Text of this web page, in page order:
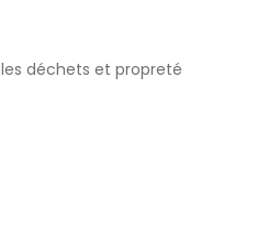
déchets et propreté